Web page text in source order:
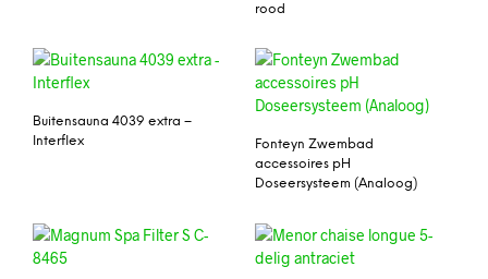
rood
Buitensauna 4039 extra –
Interflex
Fonteyn Zwembad
accessoires pH
Doseersysteem (Analoog)